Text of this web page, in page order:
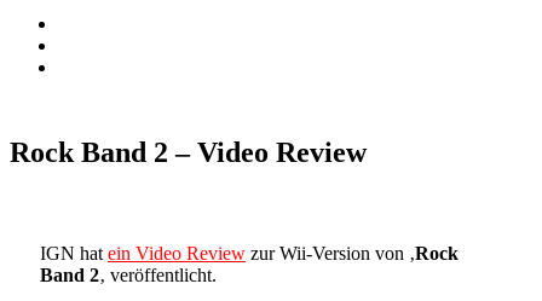
Rock Band 2 – Video Review
IGN hat ein Video Review zur Wii-Version von ‚Rock
Band 2‚ veröffentlicht.